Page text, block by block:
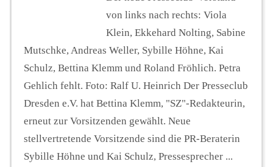
von links nach rechts: Viola
Klein, Ekkehard Nolting, Sabine
Mutschke, Andreas Weller, Sybille Höhne, Kai
Schulz, Bettina Klemm und Roland Fröhlich. Petra
Gehlich fehlt. Foto: Ralf U. Heinrich Der Presseclub
Dresden e.V. hat Bettina Klemm, "SZ"-Redakteurin,
erneut zur Vorsitzenden gewählt. Neue
stellvertretende Vorsitzende sind die PR-Beraterin
Sybille Höhne und Kai Schulz, Pressesprecher ...